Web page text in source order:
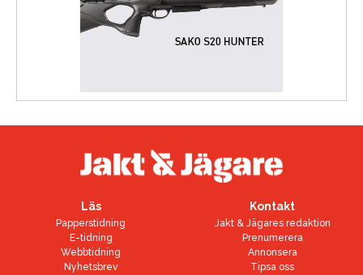
Läs
Papperstidning
E-tidning
Webbtidning
Nyhetsbrev
Kontakt
Jakt & Jägares redaktion
Prenumerera
Annonsera
Tipsa oss